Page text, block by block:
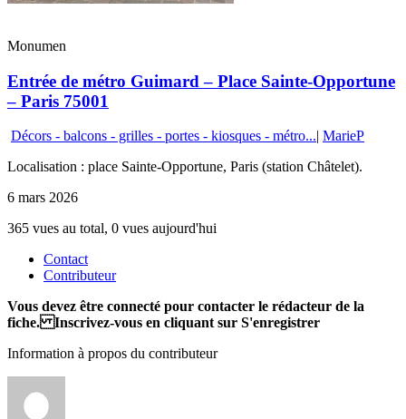
Monumen
Entrée de métro Guimard – Place Sainte-Opportune
– Paris 75001
Décors - balcons - grilles - portes - kiosques - métro...| MarieP
Localisation : place Sainte-Opportune, Paris (station Châtelet).
6 mars 2026
365 vues au total, 0 vues aujourd'hui
Contact
Contributeur
Vous devez être connecté pour contacter le rédacteur de la
fiche. Inscrivez-vous en cliquant sur S'enregistrer
Information à propos du contributeur